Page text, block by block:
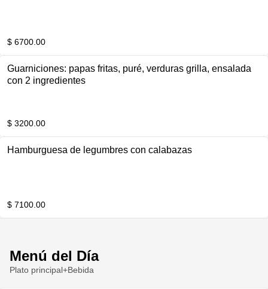
$ 6700.00
Guarniciones: papas fritas, puré, verduras grilla, ensalada
con 2 ingredientes
$ 3200.00
Hamburguesa de legumbres con calabazas
$ 7100.00
Menú del Día
Plato principal+Bebida